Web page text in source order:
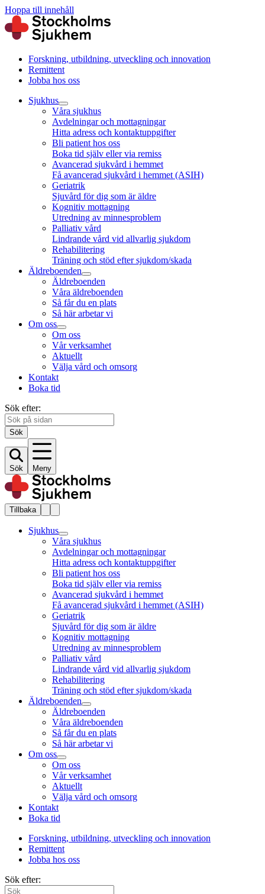
Hoppa till innehåll
Forskning, utbildning, utveckling och innovation
Remittent
Jobba hos oss
Sjukhus
Våra sjukhus
Avdelningar och mottagningar
Hitta adress och kontaktuppgifter
Bli patient hos oss
Boka tid själv eller via remiss
Avancerad sjukvård i hemmet
Få avancerad sjukvård i hemmet (ASIH)
Geriatrik
Sjuvård för dig som är äldre
Kognitiv mottagning
Utredning av minnesproblem
Palliativ vård
Lindrande vård vid allvarlig sjukdom
Rehabilitering
Träning och stöd efter sjukdom/skada
Äldreboenden
Äldreboenden
Våra äldreboenden
Så får du en plats
Så här arbetar vi
Om oss
Om oss
Vår verksamhet
Aktuellt
Välja vård och omsorg
Kontakt
Boka tid
Sök efter:
Sök
Sök Meny
Tillbaka
Sjukhus
Våra sjukhus
Avdelningar och mottagningar
Hitta adress och kontaktuppgifter
Bli patient hos oss
Boka tid själv eller via remiss
Avancerad sjukvård i hemmet
Få avancerad sjukvård i hemmet (ASIH)
Geriatrik
Sjuvård för dig som är äldre
Kognitiv mottagning
Utredning av minnesproblem
Palliativ vård
Lindrande vård vid allvarlig sjukdom
Rehabilitering
Träning och stöd efter sjukdom/skada
Äldreboenden
Äldreboenden
Våra äldreboenden
Så får du en plats
Så här arbetar vi
Om oss
Om oss
Vår verksamhet
Aktuellt
Välja vård och omsorg
Kontakt
Boka tid
Forskning, utbildning, utveckling och innovation
Remittent
Jobba hos oss
Sök efter: